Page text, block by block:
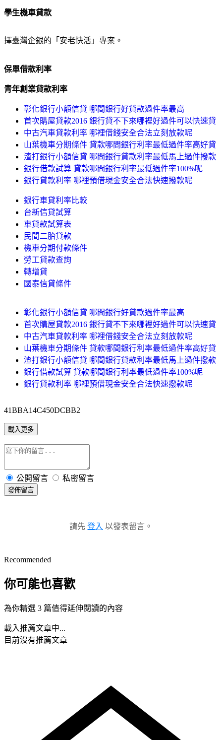
學生機車貸款
擇臺灣企銀的「安老快活」專案。
保單借款利率
青年創業貸款利率
彰化銀行小額信貸 哪間銀行好貸款過件率最高
首次購屋貸款2016 銀行貸不下來哪裡好過件可以快速貸
中古汽車貸款利率 哪裡借錢安全合法立刻放款呢
山葉機車分期條件 貸款哪間銀行利率最低過件率高好貸
渣打銀行小額信貸 哪間銀行貸款利率最低馬上過件撥款
銀行借款試算 貸款哪間銀行利率最低過件率100%呢
銀行貸款利率 哪裡預借現金安全合法快速撥款呢
銀行車貸利率比較
台新信貸試算
車貸款試算表
民間二胎貸款
機車分期付款條件
勞工貸款查詢
轉增貸
國泰信貸條件
彰化銀行小額信貸 哪間銀行好貸款過件率最高
首次購屋貸款2016 銀行貸不下來哪裡好過件可以快速貸
中古汽車貸款利率 哪裡借錢安全合法立刻放款呢
山葉機車分期條件 貸款哪間銀行利率最低過件率高好貸
渣打銀行小額信貸 哪間銀行貸款利率最低馬上過件撥款
銀行借款試算 貸款哪間銀行利率最低過件率100%呢
銀行貸款利率 哪裡預借現金安全合法快速撥款呢
41BBA14C450DCBB2
載入更多
公開留言 私密留言
發佈留言
請先 登入 以發表留言。
Recommended
你可能也喜歡
為你精選 3 篇值得延伸閱讀的內容
載入推薦文章中...
目前沒有推薦文章